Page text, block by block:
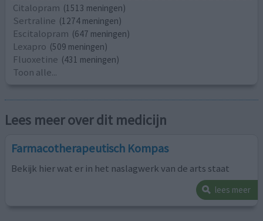
Citalopram (1513 meningen)
Sertraline (1274 meningen)
Escitalopram (647 meningen)
Lexapro (509 meningen)
Fluoxetine (431 meningen)
Toon alle...
Lees meer over dit medicijn
Farmacotherapeutisch Kompas
Bekijk hier wat er in het naslagwerk van de arts staat
lees meer